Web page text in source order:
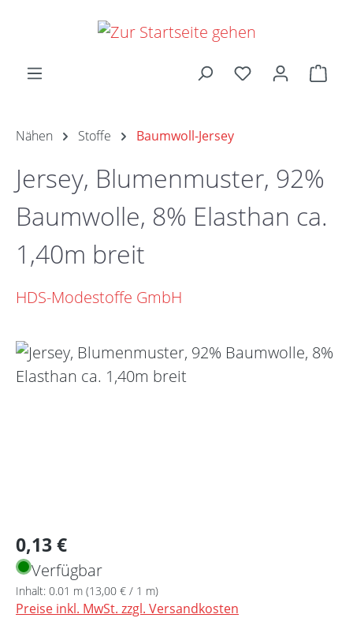
Zum Hauptinhalt springen
Nähen Stoffe Baumwoll-Jersey
Jersey, Blumenmuster, 92%
Baumwolle, 8% Elasthan ca.
1,40m breit
HDS-Modestoffe GmbH
Bildergalerie überspringen
Regulärer Preis:
0,13 €
Verfügbar
Inhalt: 0.01 m (13,00 € / 1 m)
Preise inkl. MwSt. zzgl. Versandkosten